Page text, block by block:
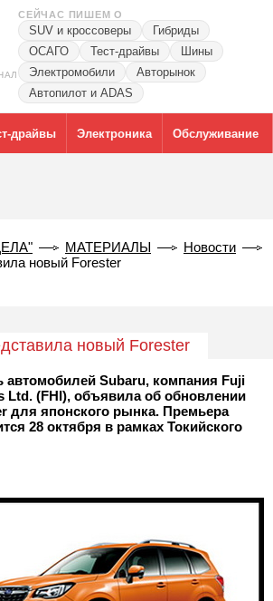
СЕЙЧАС ПИШЕМ О
SUV и кроссоверы
Гибриды
ОСАГО
Тест-драйвы
Шины
Электромобили
Авторынок
Автопилот и ADAS
драйвы Электроника Обслуживание
МАТЕРИАЛЫ
Новости
новый Forester
новый Forester
автомобилей Subaru, компания Fuji
Ltd. (FHI), объявила об обновлении
для японского рынка. Премьера
28 октября в рамках Токийского